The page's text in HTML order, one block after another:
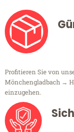
Profitieren Sie von
Mönchengladbach →
einzugehen.